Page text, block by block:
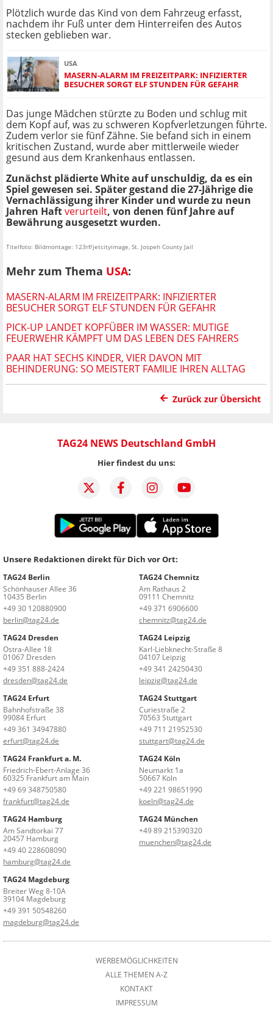
Plötzlich wurde das Kind von dem Fahrzeug erfasst,
nachdem ihr Fuß unter dem Hinterreifen des Autos
stecken geblieben war.
USA
MASERN-ALARM IM FREIZEITPARK: INFIZIERTER
BESUCHER SORGT ELF STUNDEN FÜR GEFAHR
Das junge Mädchen stürzte zu Boden und schlug mit
dem Kopf auf, was zu schweren Kopfverletzungen führte.
Zudem verlor sie fünf Zähne. Sie befand sich in einem
kritischen Zustand, wurde aber mittlerweile wieder
gesund aus dem Krankenhaus entlassen.
Zunächst plädierte White auf unschuldig, da es ein
Spiel gewesen sei. Später gestand die 27-Jährige die
Vernachlässigung ihrer Kinder und wurde zu neun
Jahren Haftverurteilt, von denen fünf Jahre auf
Bewährung ausgesetzt wurden.
Titelfoto: Bildmontage: 123rf/jetcityimage, St. Jospeh County Jail
Mehr zum Thema USA:
MASERN-ALARM IM FREIZEITPARK: INFIZIERTER
BESUCHER SORGT ELF STUNDEN FÜR GEFAHR
PICK-UP LANDET KOPFÜBER IM WASSER: MUTIGE
FEUERWEHR KÄMPFT UM DAS LEBEN DES FAHRERS
PAAR HAT SECHS KINDER, VIER DAVON MIT
BEHINDERUNG: SO MEISTERT FAMILIE IHREN ALLTAG
Zurück zur Übersicht
TAG24 NEWS Deutschland GmbH
Hier findest du uns:
Unsere Redaktionen direkt für Dich vor Ort:
TAG24 Berlin
Schönhauser Allee 36
10435 Berlin
+49 30 120880900
berlin@tag24.de
TAG24 Chemnitz
Am Rathaus 2
09111 Chemnitz
+49 371 6906600
chemnitz@tag24.de
TAG24 Dresden
Ostra-Allee 18
01067 Dresden
+49 351 888-2424
dresden@tag24.de
TAG24 Leipzig
Karl-Liebknecht-Straße 8
04107 Leipzig
+49 341 24250430
leipzig@tag24.de
TAG24 Erfurt
Bahnhofstraße 38
99084 Erfurt
+49 361 34947880
erfurt@tag24.de
TAG24 Stuttgart
Curiestraße 2
70563 Stuttgart
+49 711 21952530
stuttgart@tag24.de
TAG24 Frankfurt a. M.
Friedrich-Ebert-Anlage 36
60325 Frankfurt am Main
+49 69 348750580
frankfurt@tag24.de
TAG24 Köln
Neumarkt 1a
50667 Köln
+49 221 98651990
koeln@tag24.de
TAG24 Hamburg
Am Sandtorkai 77
20457 Hamburg
+49 40 228608090
hamburg@tag24.de
TAG24 München
+49 89 215390320
muenchen@tag24.de
TAG24 Magdeburg
Breiter Weg 8-10A
39104 Magdeburg
+49 391 50548260
magdeburg@tag24.de
WERBEMÖGLICHKEITEN
ALLE THEMEN A-Z
KONTAKT
IMPRESSUM